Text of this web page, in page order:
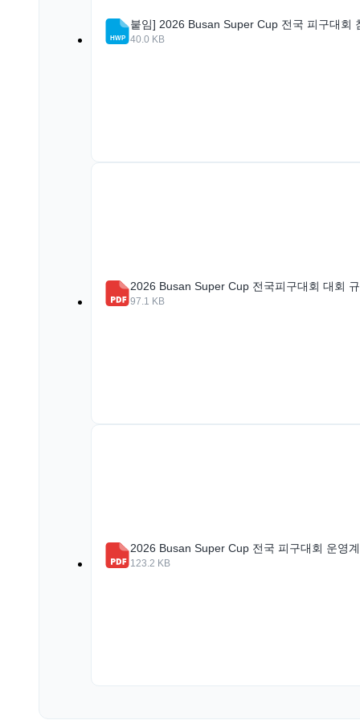
붙임] 2026 Busan Super Cup 전국 피구대회
40.0 KB
2026 Busan Super Cup 전국피구대회 대회
97.1 KB
2026 Busan Super Cup 전국 피구대회 운영
123.2 KB